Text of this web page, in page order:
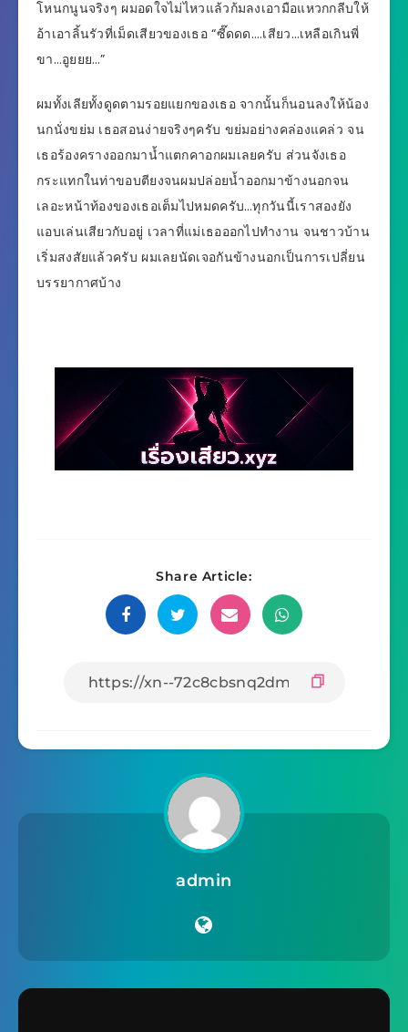
โหนกนูนจริงๆ ผมอดใจไม่ไหวแล้วก้มลงเอามือแหวกกลีบให้
อ้าเอาลิ้นรัวที่เม็ดเสียวของเธอ “ซี๊ดดด….เสียว…เหลือเกินพี่
ขา…อูยยย…”
ผมทั้งเลียทั้งดูดตามรอยแยกของเธอ จากนั้นก็นอนลงให้น้อง
นกนั่งขย่ม เธอสอนง่ายจริงๆครับ ขย่มอย่างคล่องแคล่ว จน
เธอร้องครางออกมาน้ำแตกคาอกผมเลยครับ ส่วนจังเธอ
กระแทกในท่าขอบตียงจนผมปล่อยน้ำออกมาข้างนอกจน
เลอะหน้าท้องของเธอเต็มไปหมดครับ…ทุกวันนี้เราสองยัง
แอบเล่นเสียวกับอยู่ เวลาที่แม่เธอออกไปทำงาน จนชาวบ้าน
เริ่มสงสัยแล้วครับ ผมเลยนัดเจอกันข้างนอกเป็นการเปลี่ยน
บรรยากาศบ้าง
Share Article:
admin